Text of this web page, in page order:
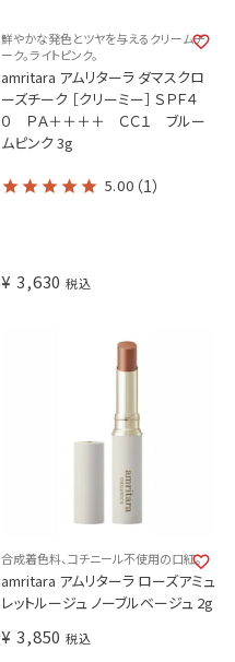
鮮やかな発色とツヤを与えるクリームチ
ーク。ライトピンク。
amritara アムリターラ ダマスクロ
ーズチーク ［クリーミー］ ＳＰＦ４
０ ＰＡ＋＋＋＋ ＣＣ１ ブルー
ムピンク 3g
5.00 （1）
¥ 3,630 税込
合成着色料、コチニール不使用の口紅。
amritara アムリターラ ローズアミュ
レットルージュ ノーブルベージュ 2g
¥ 3,850 税込